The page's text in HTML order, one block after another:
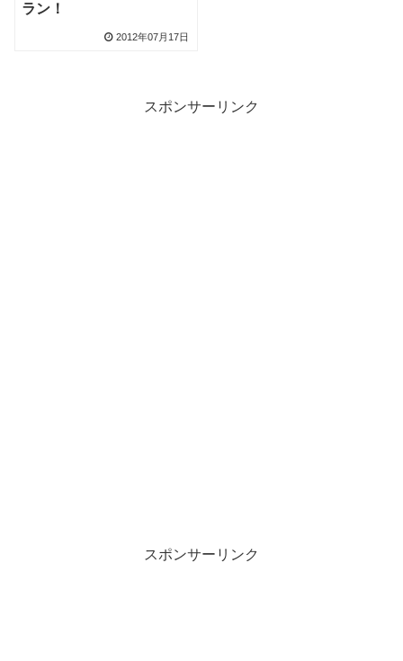
ラン！
2012年07月17日
スポンサーリンク
スポンサーリンク